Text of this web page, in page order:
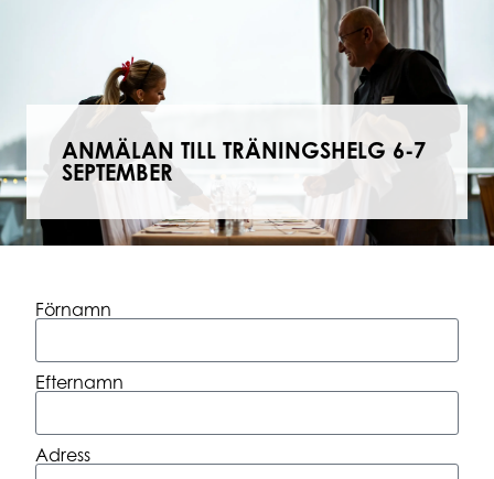
ANMÄLAN TILL TRÄNINGSHELG 6-7
SEPTEMBER
Förnamn
Efternamn
Adress